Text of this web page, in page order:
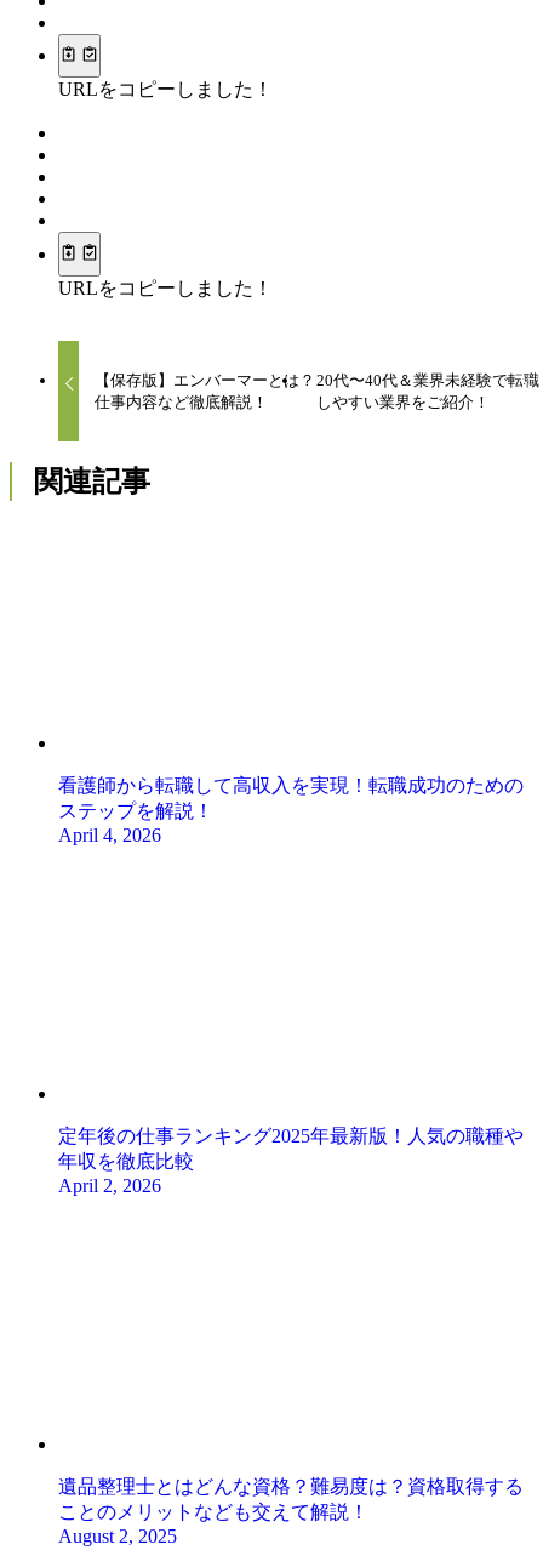
URLをコピーしました！
URLをコピーしました！
【保存版】エンバーマーとは？
仕事内容など徹底解説！
20代〜40代＆業界未経験で転職
しやすい業界をご紹介！
関連記事
看護師から転職して高収入を実現！転職成功のための
ステップを解説！
April 4, 2026
定年後の仕事ランキング2025年最新版！人気の職種や
年収を徹底比較
April 2, 2026
遺品整理士とはどんな資格？難易度は？資格取得する
ことのメリットなども交えて解説！
August 2, 2025